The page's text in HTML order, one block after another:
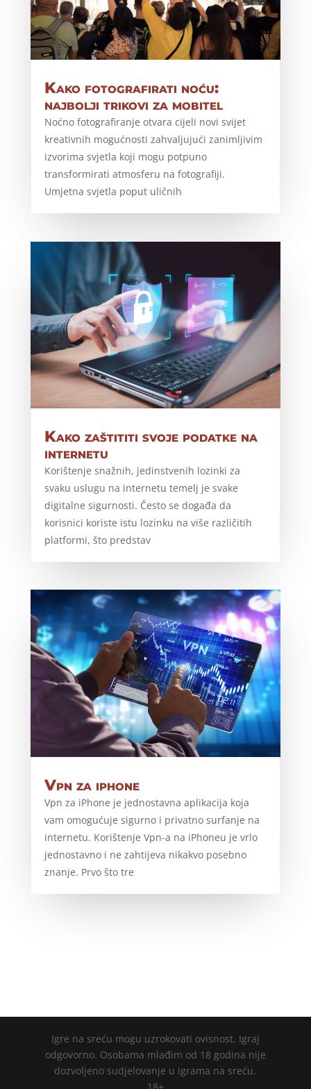
Kako fotografirati noću:
najbolji trikovi za mobitel
Noćno fotografiranje otvara cijeli novi svijet
kreativnih mogućnosti zahvaljujući zanimljivim
izvorima svjetla koji mogu potpuno
transformirati atmosferu na fotografiji.
Umjetna svjetla poput uličnih
Kako zaštititi svoje podatke na
internetu
Korištenje snažnih, jedinstvenih lozinki za
svaku uslugu na internetu temelj je svake
digitalne sigurnosti. Često se događa da
korisnici koriste istu lozinku na više različitih
platformi, što predstav
Vpn za iphone
Vpn za iPhone je jednostavna aplikacija koja
vam omogućuje sigurno i privatno surfanje na
internetu. Korištenje Vpn-a na iPhoneu je vrlo
jednostavno i ne zahtijeva nikakvo posebno
znanje. Prvo što tre
Igre na sreću mogu uzrokovati ovisnost. Igraj
odgovorno. Osobama mlađim od 18 godina nije
dozvoljeno sudjelovanje u igrama na sreću.
18+